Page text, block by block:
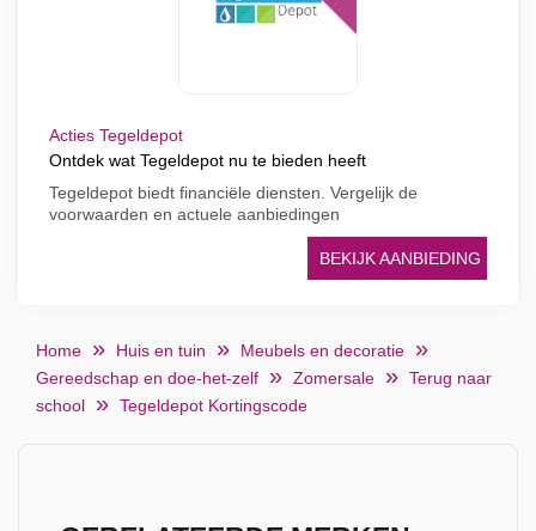
Acties Tegeldepot
Ontdek wat Tegeldepot nu te bieden heeft
Tegeldepot biedt financiële diensten. Vergelijk de
voorwaarden en actuele aanbiedingen
BEKIJK AANBIEDING
Home Huis en tuin
Meubels en decoratie
Gereedschap en doe-het-zelf
Zomersale
Terug naar
school
Tegeldepot Kortingscode